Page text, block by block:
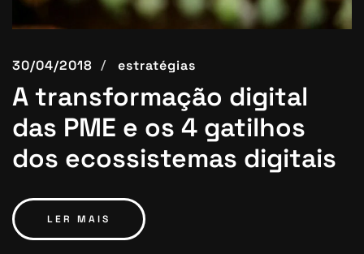
30/04/2018 estratégias
A transformação digital
das PME e os 4 gatilhos
dos ecossistemas digitais
LER MAIS